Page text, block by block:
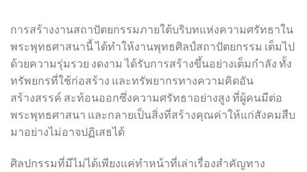
การสร้างงานสถาปัตยกรรมภายใต้บริบทแห่งความศรัทธาใน
พระพุทธศาสนานี้ ได้ทำให้งานพุทธศิลป์สถาปัตยกรรม เต็มไป
ด้วยความรุ่มรวย งดงาม ได้รับการสร้างขึ้นอย่างเต็มกำลัง ทั้ง
ทรัพยกรที่ใช้ก่อสร้าง และทรัพยากรทางความคิดอัน
สร้างสรรค์ สะท้อนออกซึ่งความศรัทธาอย่างสูง ที่ผู้คนมีต่อ
พระพุทธศาสนา และกลายเป็นสิ่งที่สร้างคุณค่าให้แก่สังคมสืบ
มาอย่างไม่อาจปฏิเสธได้
ศิลปกรรมที่มีไม่ได้เพียงแค่ทำหน้าที่เล่าเรื่องสำคัญทาง